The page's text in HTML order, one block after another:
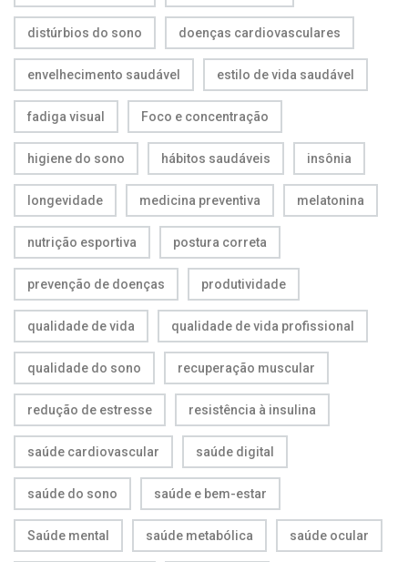
distúrbios do sono doenças cardiovasculares
envelhecimento saudável estilo de vida saudável
fadiga visual Foco e concentração
higiene do sono hábitos saudáveis insônia
longevidade medicina preventiva melatonina
nutrição esportiva postura correta
prevenção de doenças produtividade
qualidade de vida qualidade de vida profissional
qualidade do sono recuperação muscular
redução de estresse resistência à insulina
saúde cardiovascular saúde digital
saúde do sono saúde e bem-estar
Saúde mental saúde metabólica saúde ocular